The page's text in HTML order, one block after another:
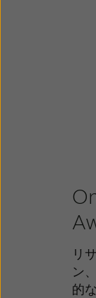
リ
ン
的